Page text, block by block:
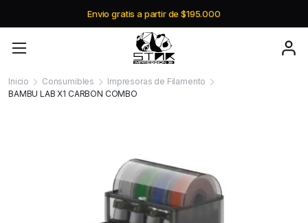
Envio gratis a partir de $195.000
Inicio Consumibles
Impresoras de Filamento
BAMBU LAB X1 CARBON COMBO